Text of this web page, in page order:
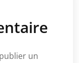
un